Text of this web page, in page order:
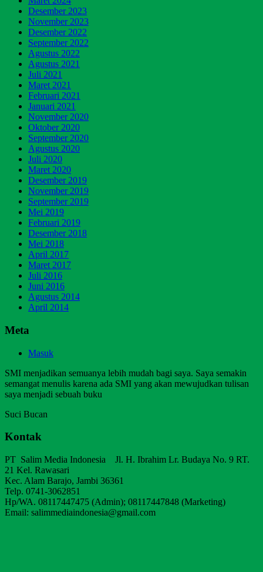
Desember 2023
November 2023
Desember 2022
September 2022
Agustus 2022
Agustus 2021
Juli 2021
Maret 2021
Februari 2021
Januari 2021
November 2020
Oktober 2020
September 2020
Agustus 2020
Juli 2020
Maret 2020
Desember 2019
November 2019
September 2019
Mei 2019
Februari 2019
Desember 2018
Mei 2018
April 2017
Maret 2017
Juli 2016
Juni 2016
Agustus 2014
April 2014
Meta
Masuk
SMI menjadikan semuanya lebih mudah bagi saya. Saya semakin
semangat menulis karena ada SMI yang akan mewujudkan tulisan
saya menjadi sebuah buku
Suci Bucan
Kontak
PT Salim Media Indonesia Jl. H. Ibrahim Lr. Budaya No. 9 RT.
21 Kel. Rawasari
Kec. Alam Barajo, Jambi 36361
Telp. 0741-3062851
Hp/WA. 08117447475 (Admin); 08117447848 (Marketing)
Email: salimmediaindonesia@gmail.com